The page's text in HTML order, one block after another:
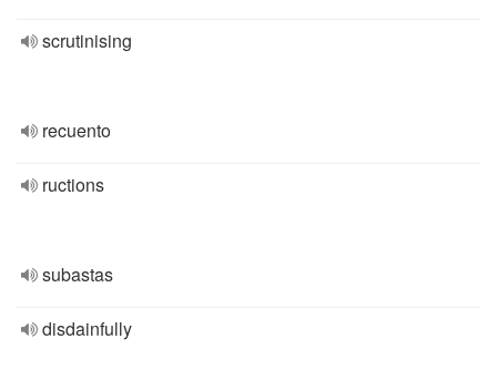
scrutinising
recuento
ructions
subastas
disdainfully